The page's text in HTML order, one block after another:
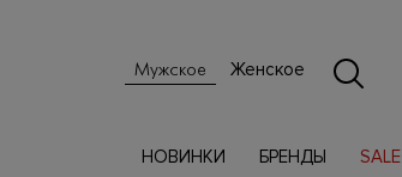
Мужское Женское
НОВИНКИ БРЕНДЫ SALE